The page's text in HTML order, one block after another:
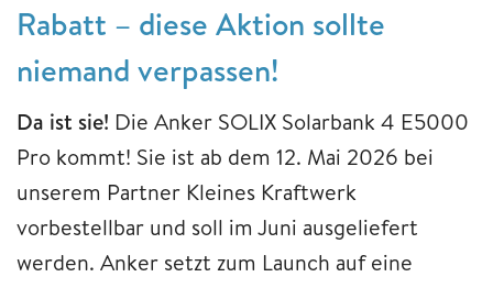
Rabatt – diese Aktion sollte
niemand verpassen!
Da ist sie! Die Anker SOLIX Solarbank 4 E5000
Pro kommt! Sie ist ab dem 12. Mai 2026 bei
unserem Partner Kleines Kraftwerk
vorbestellbar und soll im Juni ausgeliefert
werden. Anker setzt zum Launch auf eine